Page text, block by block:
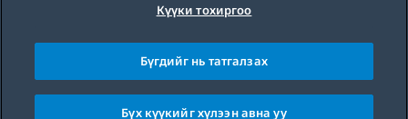
Тавилганд суурилуулдаг хосолмол хөргөгч хөлдөөгч
Хоол хийх зориулалттай
Тавилганд суурилуулдаг богино долгионы зуух
Күүки тохиргоо
Бүгдийг нь татгалзах
Бүх күүкийг хүлээн авна уу